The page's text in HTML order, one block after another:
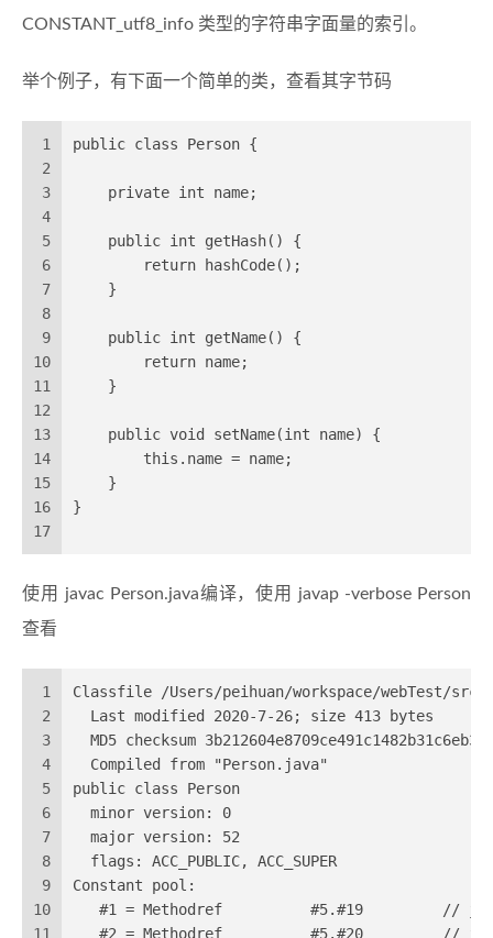
CONSTANT_utf8_info 类型的字符串字面量的索引。
举个例子，有下面一个简单的类，查看其字节码
1
2
3
4
5
6
7
8
9
10
11
12
13
14
15
16
17
public class Person {
    private int name;
    public int getHash() {
        return hashCode();
    }
    public int getName() {
        return name;
    }
    public void setName(int name) {
        this.name = name;
    }
}
使用 javac Person.java编译，使用 javap -verbose Person
查看
1
2
3
4
5
6
7
8
9
10
11
Classfile /Users/peihuan/workspace/webTest/src/
  Last modified 2020-7-26; size 413 bytes
  MD5 checksum 3b212604e8709ce491c1482b31c6eb32
  Compiled from "Person.java"
public class Person
  minor version: 0
  major version: 52
  flags: ACC_PUBLIC, ACC_SUPER
Constant pool:
#1 = Methodref          #5.#19         //
#2 = Methodref          #5.#20         //